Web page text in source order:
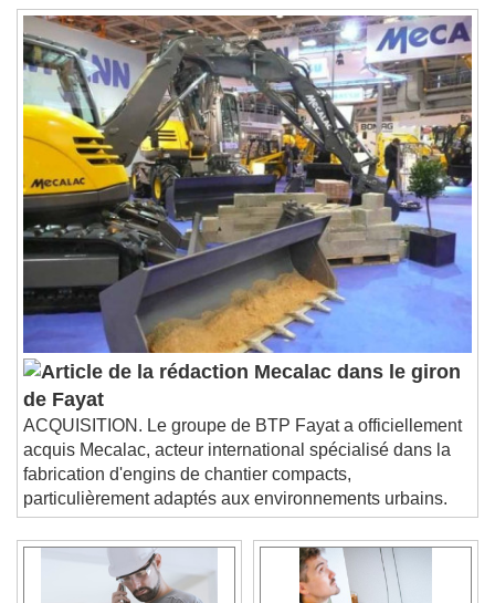
Mecalac dans le giron
de Fayat
ACQUISITION. Le groupe de BTP Fayat a officiellement
acquis Mecalac, acteur international spécialisé dans la
fabrication d'engins de chantier compacts,
particulièrement adaptés aux environnements urbains.